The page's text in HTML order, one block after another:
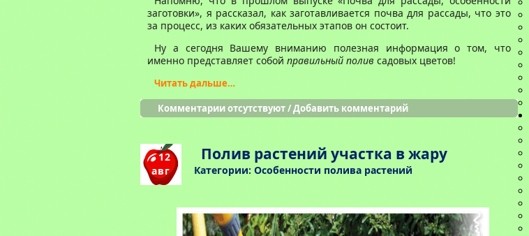
заготовки», я рассказал, как заготавливается почва для рассады, что это
за процесс, из каких обязательных этапов он состоит.
Ну а сегодня Вашему вниманию полезная информация о том, что
именно представляет собой правильный полив садовых цветов!
Читать дальше…
Комментарии отсутствуют/Добавить комментарий
12
авг
Полив растений участка в жару
Категории: Особенности полива растений